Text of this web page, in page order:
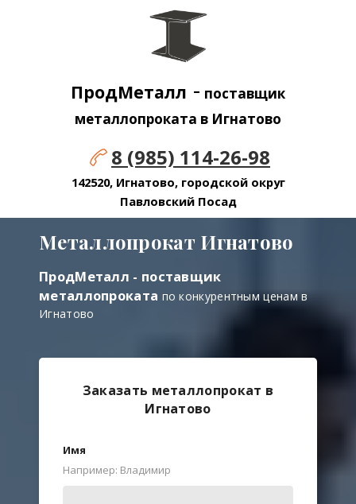
ПродМеталл - поставщик
металлопроката в Игнатово
8 (985) 114-26-98
142520, Игнатово, городской округ
Павловский Посад
Металлопрокат Игнатово
ПродМеталл - поставщик
металлопроката по конкурентным ценам в
Игнатово
Заказать металлопрокат в
Игнатово
Имя
Например: Владимир